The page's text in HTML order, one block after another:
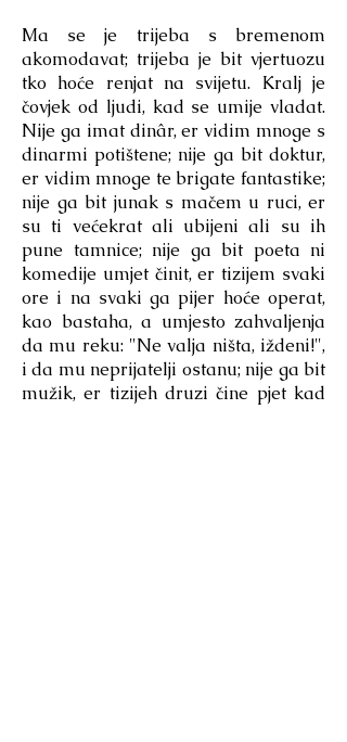
Ma se je trijeba s bremenom
akomodavat; trijeba je bit vjertuozu
tko hoće renjat na svijetu. Kralj je
čovjek od ljudi, kad se umije vladat.
Nije ga imat dinâr, er vidim mnoge s
dinarmi potištene; nije ga bit doktur,
er vidim mnoge te brigate fantastike;
nije ga bit junak s mačem u ruci, er
su ti većekrat ali ubijeni ali su ih
pune tamnice; nije ga bit poeta ni
komedije umjet činit, er tizijem svaki
ore i na svaki ga pijer hoće operat,
kao bastaha, a umjesto zahvaljenja
da mu reku: "Ne valja ništa, iždeni!",
i da mu neprijatelji ostanu; nije ga bit
mužik, er tizijeh druzi čine pjet kad